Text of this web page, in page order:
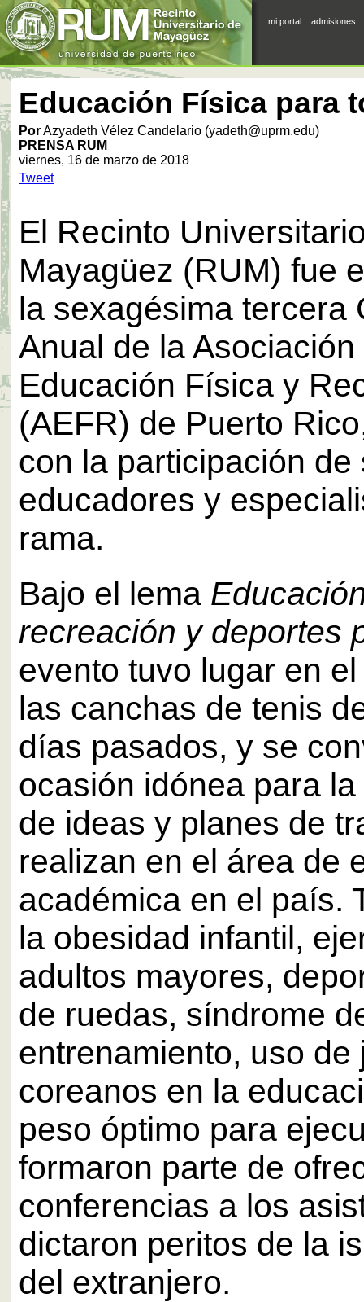
mi portal admisiones
Educación Física para
PorAzyadeth Vélez Candelario (yadeth@uprm.edu)
PRENSA RUM
viernes, 16 de marzo de 2018
Tweet
El Recinto
Mayagüez (RUM) fue
la sexagésima tercera
Anual de la Asociación
Educación Física y
(AEFR) de Puerto
con la participación de
educadores y
rama.
Bajo el lema
recreación y deportes
evento tuvo lugar en
las canchas de tenis
días pasados, y se
ocasión idónea para
de ideas y planes de
realizan en el área de
académica en el país.
la obesidad infantil,
adultos mayores,
de ruedas, síndrome
entrenamiento, uso de
coreanos en la
peso óptimo para
formaron parte de
conferencias a los
dictaron peritos de la
del extranjero.